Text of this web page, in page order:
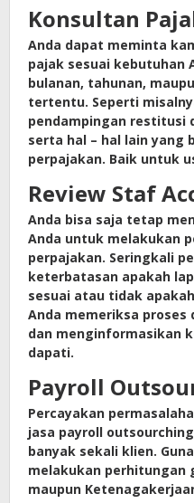
Konsultan
Anda dapat meminta
pajak sesuai kebutuhan
bulanan, tahunan,
tertentu. Seperti
pendampingan restitusi
serta hal – hal lain yang
perpajakan. Baik untuk
Review Staf
Anda bisa saja tetap
Anda untuk melakukan
perpajakan. Seringkali
keterbatasan apakah
sesuai atau tidak
Anda memeriksa proses
dan menginformasikan
dapati.
Payroll
Percayakan
jasa payroll
banyak sekali klien.
melakukan perhitungan
maupun